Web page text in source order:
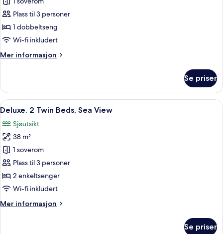
basseng
–
deluxe,
1
balkong,
Plass til 3 personer
1 dobbeltseng
Wi-fi inkludert
Mer informasjon
Mer
–
deluxe,
1
balkong,
sjøutsikt
Se priser
Åpne
alle
bildene
av
Deluxe.
2
Twin
Beds,
View
Deluxe. 2 Twin Beds, Sea View |
16
Deluxe. 2 Twin Beds, Sea View
Sjøutsikt
38 m²
1 soverom
Plass til 3 personer
2 enkeltsenger
Wi-fi inkludert
Mer informasjon
Mer
Se priser